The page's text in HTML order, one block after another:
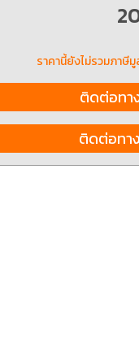
and striking
8
ราคานี้ยังไม่รวมภาษี
ติดต่อทา
ติดต่อทา